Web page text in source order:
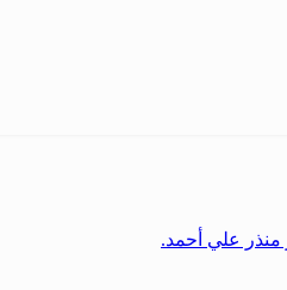
منذر علي أحمد.